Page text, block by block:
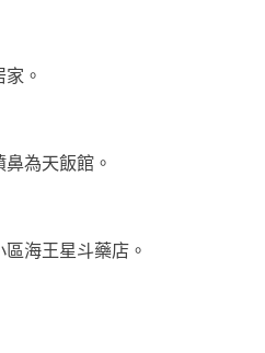
。
為天飯館。
海王星斗藥店。